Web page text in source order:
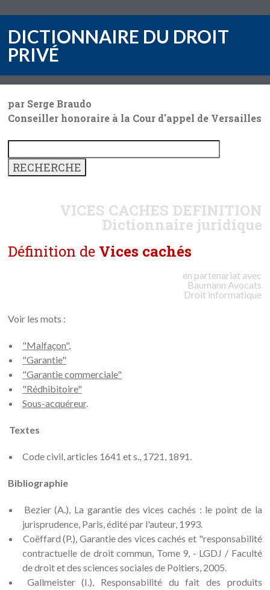
DICTIONNAIRE DU DROIT
PRIVÉ
par Serge Braudo
Conseiller honoraire à la Cour d'appel de Versailles
VICES CACHES DEFINITION
Dictionnaire juridique
Définition de Vices cachés
en partenariat avec
Baumann Avocats
Droit informatique
Voir les mots :
"Malfaçon",
"Garantie"
"Garantie commerciale"
"Rédhibitoire"
Sous-acquéreur.
Textes
Code civil, articles 1641 et s., 1721, 1891.
Bibliographie
Bezier (A.), La garantie des vices cachés : le point de la
jurisprudence, Paris, édité par l'auteur, 1993.
Coëffard (P.), Garantie des vices cachés et "responsabilité
contractuelle de droit commun, Tome 9, - LGDJ / Faculté
de droit et des sciences sociales de Poitiers, 2005.
Gallmeister (I.), Responsabilité du fait des produits